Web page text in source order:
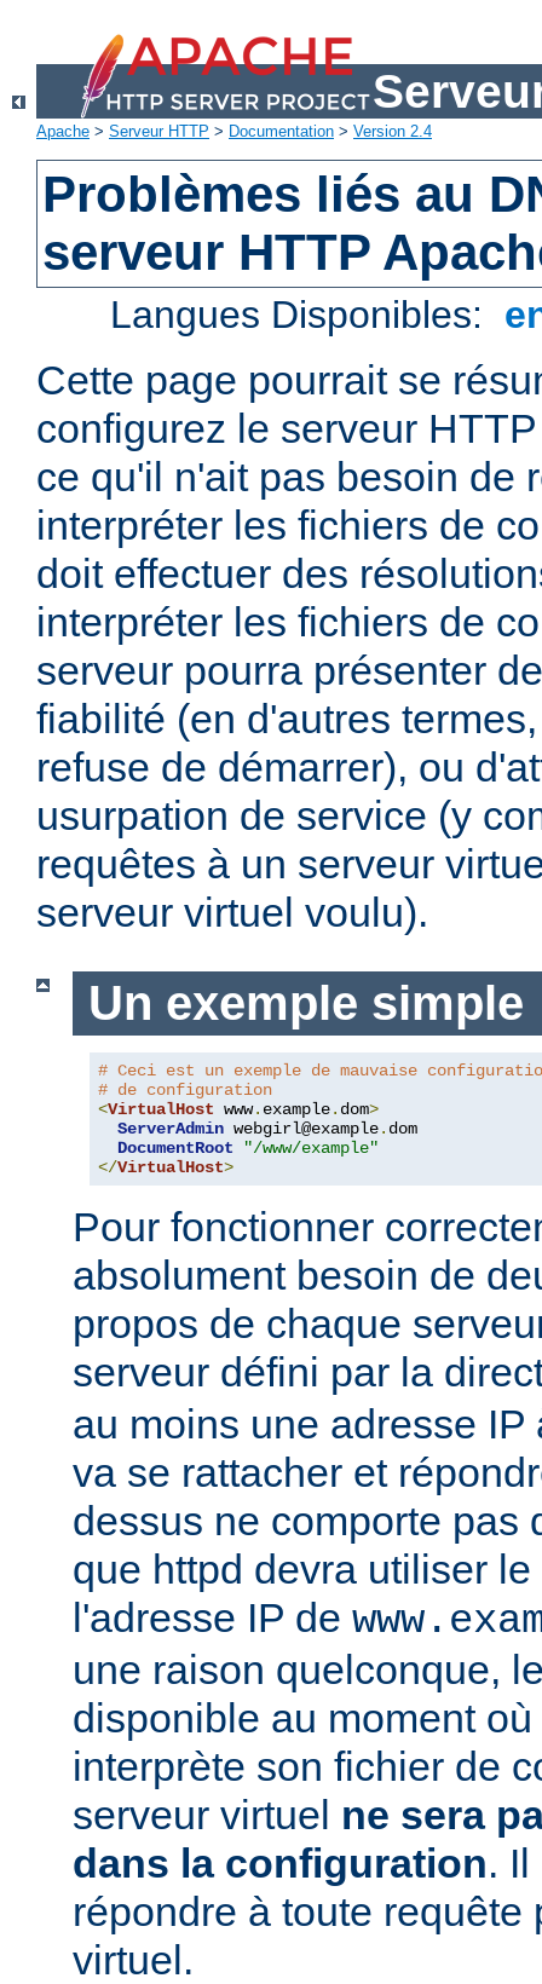
Apache > Serveur HTTP > Documentation > Version 2.4
Problèmes liés au
serveur HTTP
Langues Disponibles:
Cette page pourrait se
configurez le serveur
ce qu'il n'ait pas besoin de
interpréter les fichiers de
doit effectuer des
interpréter les fichiers de
serveur pourra présenter
fiabilité (en d'autres
refuse de démarrer), ou
usurpation de service (y
requêtes à un serveur
serveur virtuel voulu).
Un exemple simple
# Ceci est un exemple de mauvaise
# de configuration
<VirtualHost www. example. dom>
ServerAdmin webgirl@example. dom
DocumentRoot
"/www/example"
</VirtualHost>
Pour fonctionner
absolument besoin de
propos de chaque
serveur défini par la
au moins une adresse
va se rattacher et
dessus ne comporte pas
que httpd devra utiliser
l'adresse IP de
une raison quelconque,
disponible au moment
interprète son fichier de
serveur virtuel ne sera
dans la configuration.
répondre à toute requête
virtuel.